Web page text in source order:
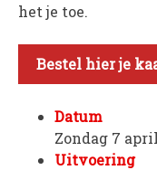
het je toe.
Bestel hier je
Datum
Zondag 7 april
Uitvoering